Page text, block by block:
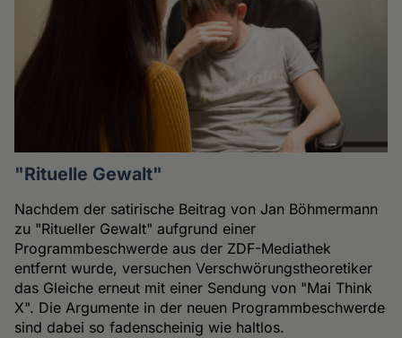
"Rituelle Gewalt"
Nachdem der satirische Beitrag von Jan Böhmermann
zu "Ritueller Gewalt" aufgrund einer
Programmbeschwerde aus der ZDF-Mediathek
entfernt wurde, versuchen Verschwörungstheoretiker
das Gleiche erneut mit einer Sendung von "Mai Think
X". Die Argumente in der neuen Programmbeschwerde
sind dabei so fadenscheinig wie haltlos.